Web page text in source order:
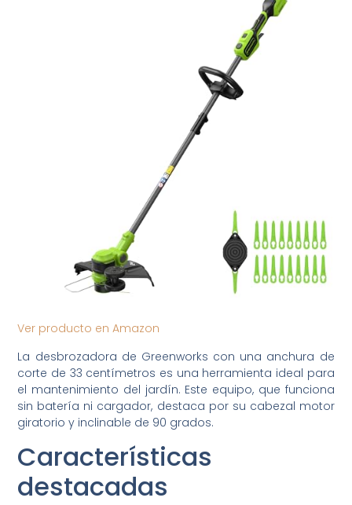
Ver producto en Amazon
La desbrozadora de Greenworks con una anchura de
corte de 33 centímetros es una herramienta ideal para
el mantenimiento del jardín. Este equipo, que funciona
sin batería ni cargador, destaca por su cabezal motor
giratorio y inclinable de 90 grados.
Características
destacadas